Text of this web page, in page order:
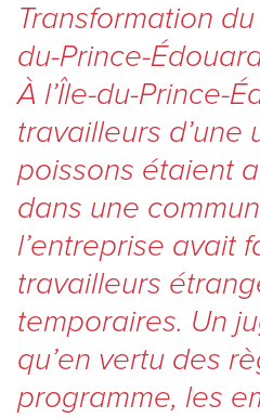
Transformation
du-Prince-
À l’Île-du-Prince-
travailleurs d’une
poissons étaient
dans une
l’entreprise avait
travailleurs
temporaires. Un
qu’en vertu des
programme, les